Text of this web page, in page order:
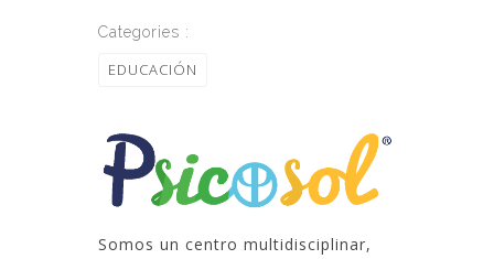
Categories :
EDUCACIÓN
Somos un centro multidisciplinar,